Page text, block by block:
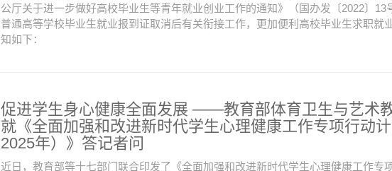
公厅关于进一步做好高校毕业生等青年就业创业工作的通知》（国办发〔2022〕13
普通高等学校毕业生就业报到证取消后有关衔接工作，更加便利高校毕业生求职就
知如下：
促进学生身心健康全面发展 ——教育部体育卫生与艺术
就《全面加强和改进新时代学生心理健康工作专项行动
2025年）》答记者问
近日，教育部等十七部门联合印发了《全面加强和改进新时代学生心理健康工作专